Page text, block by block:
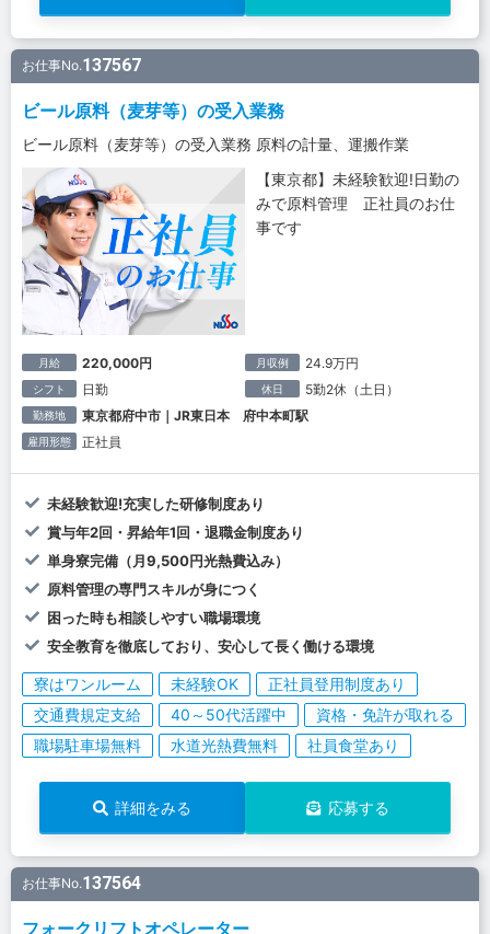
お仕事No.137567
ビール原料（麦芽等）の受入業務
ビール原料（麦芽等）の受入業務 原料の計量、運搬作業
【東京都】未経験歓迎!日勤の
みで原料管理 正社員のお仕
事です
月給 220,000円 月収例 24.9万円
シフト 日勤 休日 5勤2休（土日）
勤務地 東京都府中市｜JR東日本 府中本町駅
雇用形態 正社員
未経験歓迎!充実した研修制度あり
賞与年2回・昇給年1回・退職金制度あり
単身寮完備（月9,500円光熱費込み）
原料管理の専門スキルが身につく
困った時も相談しやすい職場環境
安全教育を徹底しており、安心して長く働ける環境
寮はワンルーム 未経験OK
正社員登用制度あり
交通費規定支給
40～50代活躍中
資格・免許が取れる
職場駐車場無料
水道光熱費無料 社員食堂あり
詳細をみる 応募する
お仕事No.137564
フォークリフトオペレーター